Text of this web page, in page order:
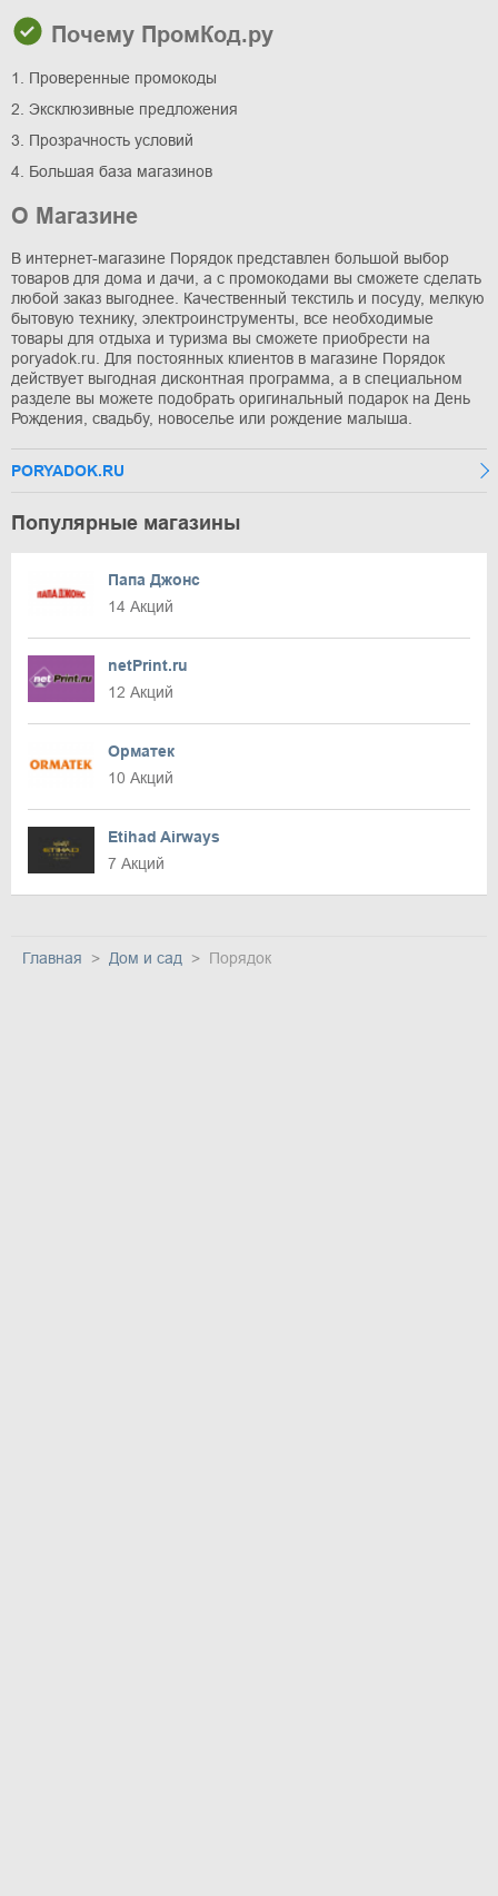
Почему ПромКод.ру
1. Проверенные промокоды
2. Эксклюзивные предложения
3. Прозрачность условий
4. Большая база магазинов
О Магазине
В интернет-магазине Порядок представлен большой выбор
товаров для дома и дачи, а с промокодами вы сможете сделать
любой заказ выгоднее. Качественный текстиль и посуду, мелкую
бытовую технику, электроинструменты, все необходимые
товары для отдыха и туризма вы сможете приобрести на
poryadok.ru. Для постоянных клиентов в магазине Порядок
действует выгодная дисконтная программа, а в специальном
разделе вы можете подобрать оригинальный подарок на День
Рождения, свадьбу, новоселье или рождение малыша.
PORYADOK.RU
Популярные магазины
Папа Джонс
14 Акций
netPrint.ru
12 Акций
Орматек
10 Акций
Etihad Airways
7 Акций
Главная Дом и сад Порядок